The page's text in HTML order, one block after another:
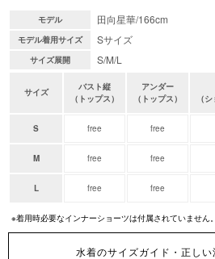
モデル 田向星華/166cm
モデル着用サイズ Sサイズ
サイズ展開 S/M/L
サイズ
バスト縦
（トップス）
アンダー
（トップス）
（
S free free
M free free
L free free
※着用時必要なインナーショーツは付属されていません。
水着のサイズガイド・正しい